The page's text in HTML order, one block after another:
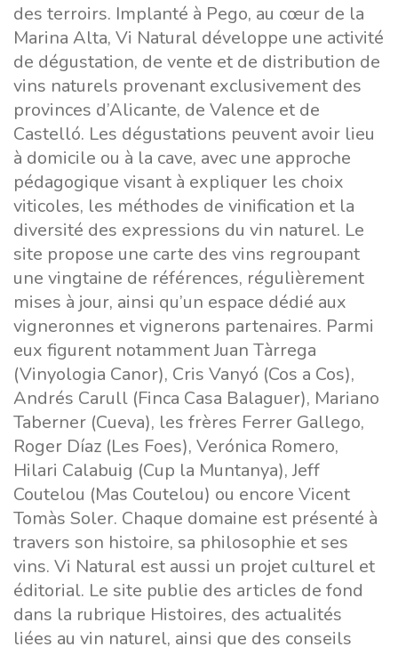
des terroirs. Implanté à Pego, au cœur de la
Marina Alta, Vi Natural développe une activité
de dégustation, de vente et de distribution de
vins naturels provenant exclusivement des
provinces d’Alicante, de Valence et de
Castelló. Les dégustations peuvent avoir lieu
à domicile ou à la cave, avec une approche
pédagogique visant à expliquer les choix
viticoles, les méthodes de vinification et la
diversité des expressions du vin naturel. Le
site propose une carte des vins regroupant
une vingtaine de références, régulièrement
mises à jour, ainsi qu’un espace dédié aux
vigneronnes et vignerons partenaires. Parmi
eux figurent notamment Juan Tàrrega
(Vinyologia Canor), Cris Vanyó (Cos a Cos),
Andrés Carull (Finca Casa Balaguer), Mariano
Taberner (Cueva), les frères Ferrer Gallego,
Roger Díaz (Les Foes), Verónica Romero,
Hilari Calabuig (Cup la Muntanya), Jeff
Coutelou (Mas Coutelou) ou encore Vicent
Tomàs Soler. Chaque domaine est présenté à
travers son histoire, sa philosophie et ses
vins. Vi Natural est aussi un projet culturel et
éditorial. Le site publie des articles de fond
dans la rubrique Histoires, des actualités
liées au vin naturel, ainsi que des conseils